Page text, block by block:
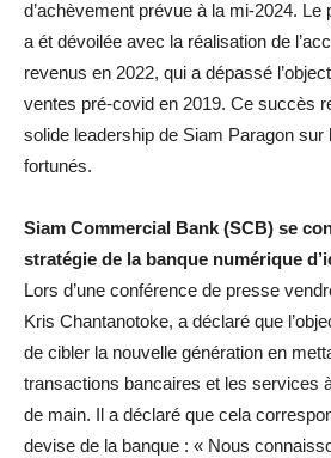
d’achèvement prévue à la mi-2024. Le
a ét dévoilée avec la réalisation de
revenus en 2022, qui a dépassé
ventes pré-covid en 2019. Ce succès
solide leadership de Siam Paragon
fortunés.
Siam Commercial Bank (SCB) se
stratégie de la banque numérique
Lors d’une conférence de presse
Kris Chantanotoke, a déclaré que
de cibler la nouvelle génération en
transactions bancaires et les services
de main. Il a déclaré que cela
devise de la banque : « Nous